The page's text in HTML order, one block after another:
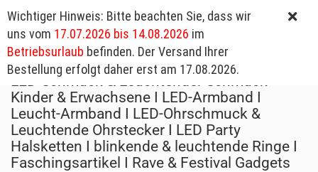
Wichtiger Hinweis: Bitte beachten Sie, dass wir
uns vom 17.07.2026 bis 14.08.2026 im
Betriebsurlaub befinden. Der Versand Ihrer
Bestellung erfolgt daher erst am 17.08.2026.
LED-Schmuck & Leuchtender Schmuck
Kinder & Erwachsene I LED-Armband I
Leucht-Armband I LED-Ohrschmuck &
Leuchtende Ohrstecker I LED Party
Halsketten I blinkende & leuchtende Ringe I
Faschingsartikel I Rave & Festival Gadgets